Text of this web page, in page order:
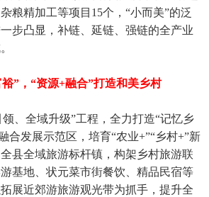
粮精加工等项目15个，“小而美”的泛
步凸显，补链、延链、强链的全产业
”，“资源+融合”打造和美乡村
、全域升级”工程，全力打造“记忆乡
合发展示范区，培育“农业+”“乡村+”新
县全域旅游标杆镇，构架乡村旅游联
基地、状元菜市街餐饮、精品民宿等
展近郊游旅游观光带为抓手，提升全